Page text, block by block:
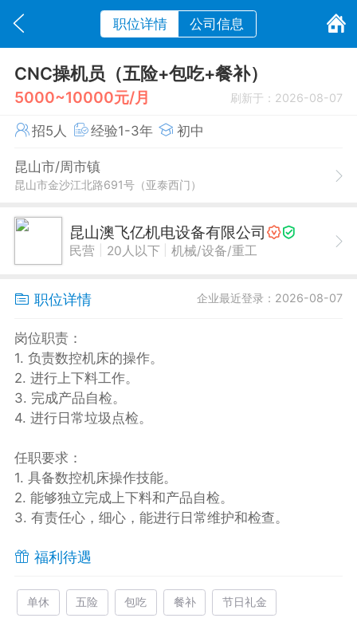
职位详情 公司信息
CNC操机员（五险+包吃+餐补）
5000~10000元/月 刷新于：2026-08-07
招5人 经验1-3年 初中
昆山市/周市镇
昆山市金沙江北路691号（亚泰西门）
昆山澳飞亿机电设备有限公司
民营 20人以下 机械/设备/重工
职位详情 企业最近登录：2026-08-07
岗位职责：
1. 负责数控机床的操作。
2. 进行上下料工作。
3. 完成产品自检。
4. 进行日常垃圾点检。
任职要求：
1. 具备数控机床操作技能。
2. 能够独立完成上下料和产品自检。
3. 有责任心，细心，能进行日常维护和检查。
福利待遇
单休 五险 包吃 餐补 节日礼金